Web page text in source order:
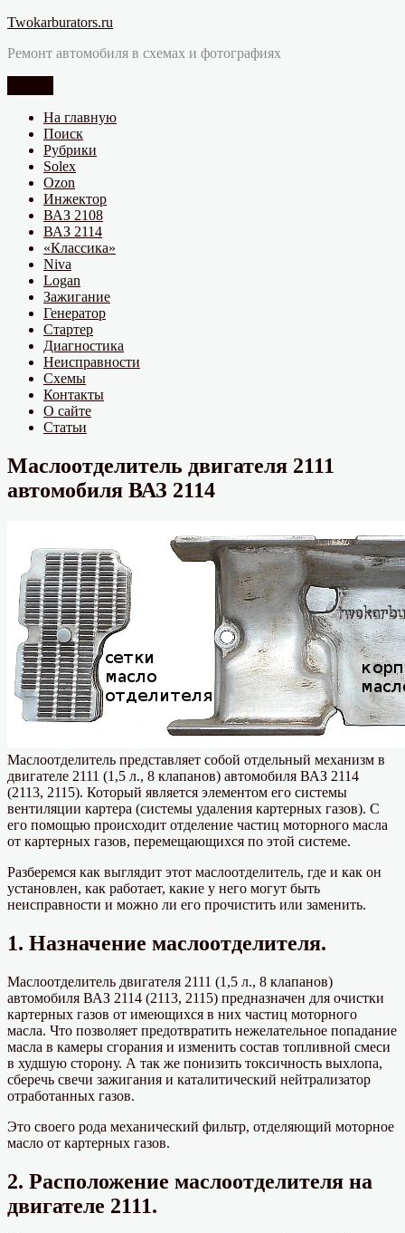
Перейти
содержимому
Twokarburators.ru
Ремонт автомобиля в схемах и фотографиях
На главную
Поиск
Рубрики
Solex
Ozon
Инжектор
ВАЗ 2108
ВАЗ 2114
«Классика»
Niva
Logan
Зажигание
Генератор
Стартер
Диагностика
Неисправности
Схемы
Контакты
О сайте
Статьи
Маслоотделитель двигателя 2111
автомобиля ВАЗ 2114
Маслоотделитель представляет собой отдельный механизм в
двигателе 2111 (1,5 л., 8 клапанов) автомобиля ВАЗ 2114
(2113, 2115). Который является элементом его системы
вентиляции картера (системы удаления картерных газов). С
его помощью происходит отделение частиц моторного масла
от картерных газов, перемещающихся по этой системе.
Разберемся как выглядит этот маслоотделитель, где и как он
установлен, как работает, какие у него могут быть
неисправности и можно ли его прочистить или заменить.
1. Назначение маслоотделителя.
Маслоотделитель двигателя 2111 (1,5 л., 8 клапанов)
автомобиля ВАЗ 2114 (2113, 2115) предназначен для очистки
картерных газов от имеющихся в них частиц моторного
масла. Что позволяет предотвратить нежелательное попадание
масла в камеры сгорания и изменить состав топливной смеси
в худшую сторону. А так же понизить токсичность выхлопа,
сберечь свечи зажигания и каталитический нейтрализатор
отработанных газов.
Это своего рода механический фильтр, отделяющий моторное
масло от картерных газов.
2. Расположение маслоотделителя на
двигателе 2111.